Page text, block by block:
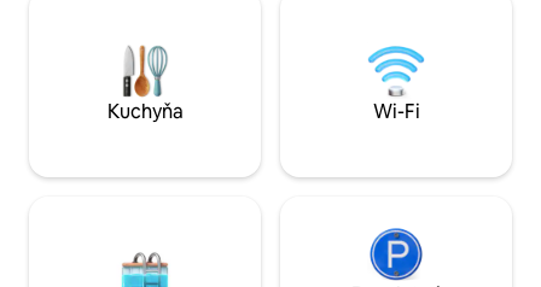
pohodlné ubytovanie na výhodnej
bielizeň
Kuchyňa Wi-Fi